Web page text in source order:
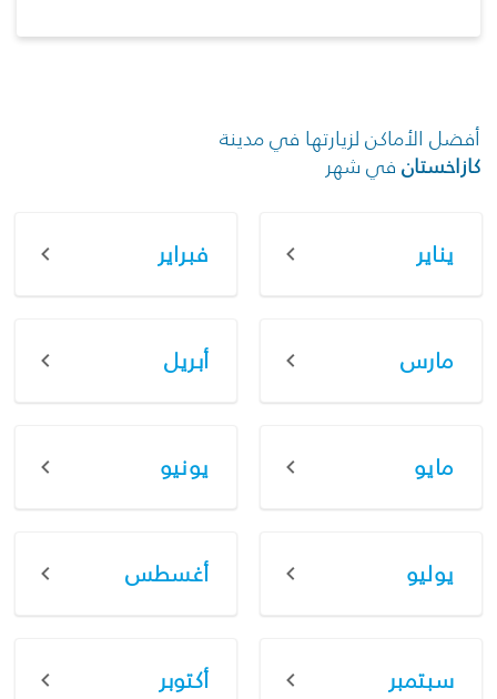
أفضل الأماكن لزيارتها في مدينة
كازاخستان في شهر
يناير فبراير
مارس أبريل
مايو يونيو
يوليو أغسطس
سبتمبر أكتوبر